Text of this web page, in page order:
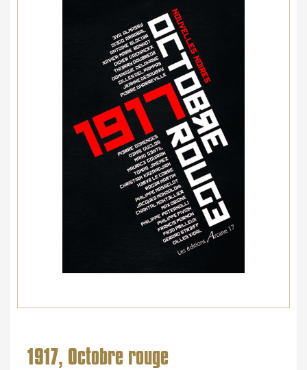
1917, Octobre rouge